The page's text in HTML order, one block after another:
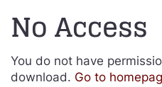
No Access
You do not have
download. Go to